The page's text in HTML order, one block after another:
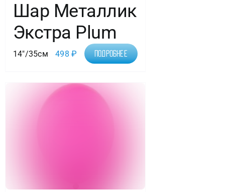
Шар Металлик
Экстра Plum
14"/35см 498₽ Подробнее